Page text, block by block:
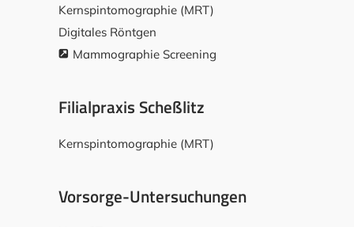
Kernspintomographie (MRT)
Digitales Röntgen
Mammographie Screening
Filialpraxis Scheßlitz
Kernspintomographie (MRT)
Vorsorge-Untersuchungen